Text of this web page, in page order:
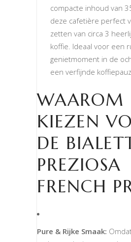
compacte inhoud van
deze cafetière perfect
zetten van circa 3
koffie. Ideaal voor een
genietmoment in de
een verfijnde
WAAROM
KIEZEN
DE
PREZIOSA
FRENCH
Pure & Rijke Smaak: